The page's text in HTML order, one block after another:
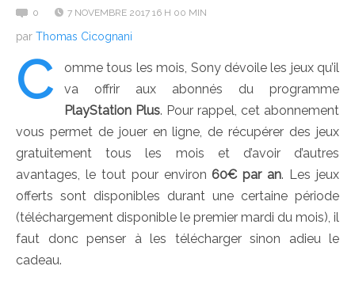
0 7 NOVEMBRE 2017 16 H 00 MIN
par Thomas Cicognani
C
omme tous les mois, Sony dévoile les jeux qu’il
va offrir aux abonnés du programme
PlayStation Plus. Pour rappel, cet abonnement
vous permet de jouer en ligne, de récupérer des jeux
gratuitement tous les mois et d’avoir d’autres
avantages, le tout pour environ 60€ par an. Les jeux
offerts sont disponibles durant une certaine période
(téléchargement disponible le premier mardi du mois), il
faut donc penser à les télécharger sinon adieu le
cadeau.